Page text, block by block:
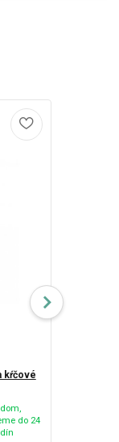
kŕčové
do 24